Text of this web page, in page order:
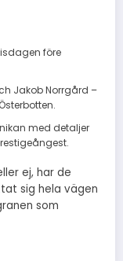
före
Jakob Norrgård –
med detaljer
ej, har de
sig hela vägen
som